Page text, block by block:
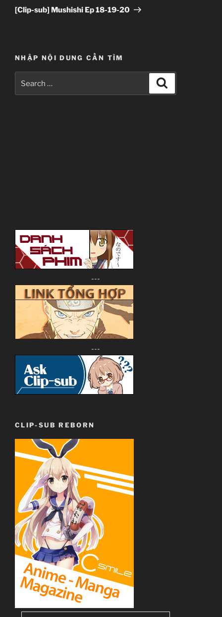
Post
[Clip-sub] Mushishi Ep 18-19-20
NHẬP NỘI DUNG CẦN TÌM
for:
---
---
CLIP-SUB REBORN